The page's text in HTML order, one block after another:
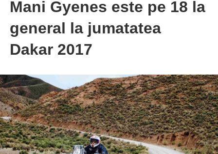
Mani Gyenes este pe 18 la
general la jumatatea
Dakar 2017